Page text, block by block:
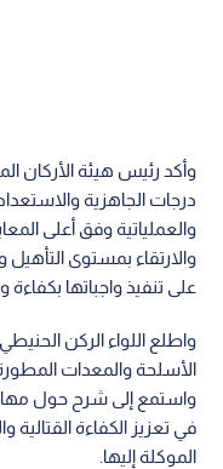
وأكد رئيس هيئة الأركان
درجات الجاهزية
والعملياتية وفق أعلى
والارتقاء بمستوى التأهيل
على تنفيذ واجباتها بكفاءة
واطلع اللواء الركن
الأسلحة والمعدات
واستمع إلى شرح حول
في تعزيز الكفاءة القتالية
الموكلة إليها.